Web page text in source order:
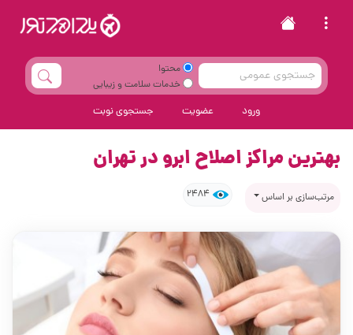
محتوا
خدمات سلامت و زیبایی
ورود عضویت جستجوی نوبت
بهترین مراکز اصلاح ابرو در تهران
مرتب‌سازی بر اساس 2484